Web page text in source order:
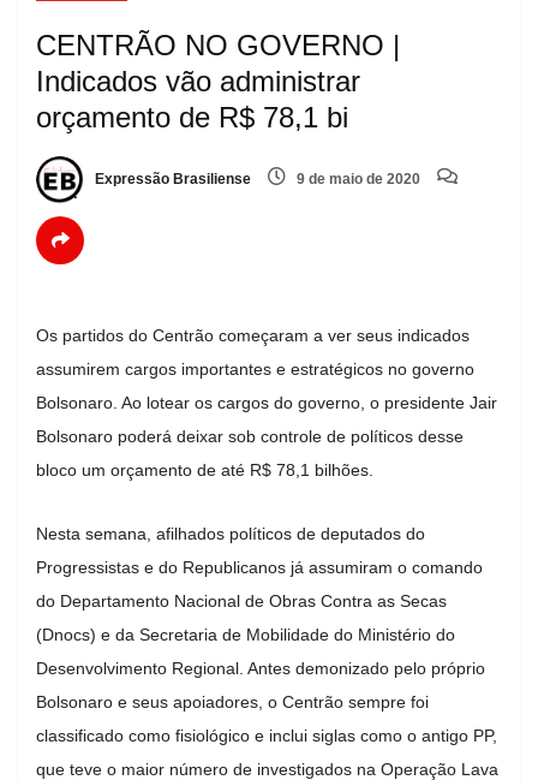
CENTRÃO NO GOVERNO |
Indicados vão administrar
orçamento de R$ 78,1 bi
Expressão Brasiliense 9 de maio de 2020
Os partidos do Centrão começaram a ver seus indicados
assumirem cargos importantes e estratégicos no governo
Bolsonaro. Ao lotear os cargos do governo, o presidente Jair
Bolsonaro poderá deixar sob controle de políticos desse
bloco um orçamento de até R$ 78,1 bilhões.
Nesta semana, afilhados políticos de deputados do
Progressistas e do Republicanos já assumiram o comando
do Departamento Nacional de Obras Contra as Secas
(Dnocs) e da Secretaria de Mobilidade do Ministério do
Desenvolvimento Regional. Antes demonizado pelo próprio
Bolsonaro e seus apoiadores, o Centrão sempre foi
classificado como fisiológico e inclui siglas como o antigo PP,
que teve o maior número de investigados na Operação Lava